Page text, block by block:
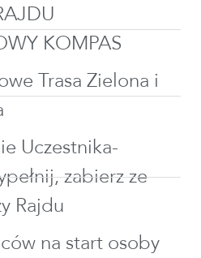
KOMPAS
Trasa Zielona i
Uczestnika-
zabierz ze
Rajdu
na start osoby